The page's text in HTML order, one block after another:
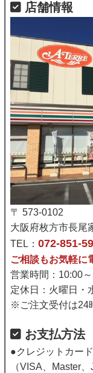
店舗情報
〒 573-0102
大阪府枚方市長尾
TEL： 072-851-
ご相談もお気軽に
営業時間：10:00
定休日：火曜日・
※ご注文受付は24
お支払方法
●クレジットカード
（VISA、Master